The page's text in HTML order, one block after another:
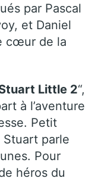
par Pascal
et Daniel
cœur de la
Little 2“,
à l’aventure
Petit
parle
Pour
héros du